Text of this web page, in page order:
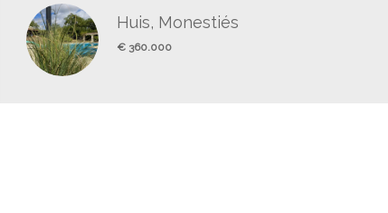
Huis, Monestiés
€ 360.000